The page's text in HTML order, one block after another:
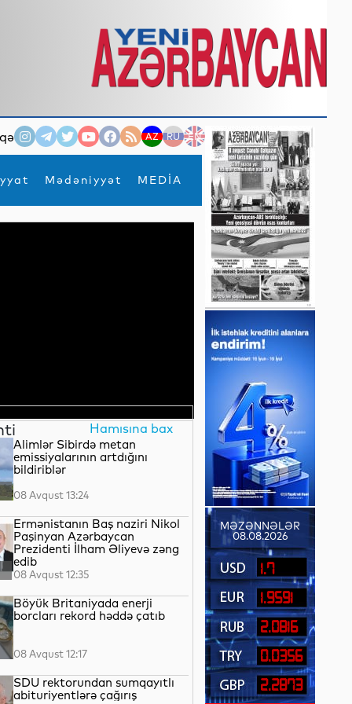
AZ RU EN
Mədəniyyət MEDİA
×
Hamısına bax
Alimlər Sibirdə metan
emissiyalarının artdığını
bildiriblər
08 Avqust 13:24
Ermənistanın Baş naziri Nikol
Paşinyan Azərbaycan
Prezidenti İlham Əliyevə zəng
edib
08 Avqust 12:35
Böyük Britaniyada enerji
borcları rekord həddə çatıb
08 Avqust 12:17
SDU rektorundan sumqayıtlı
abituriyentlərə çağırış
MƏZƏNNƏLƏR
08.08.2026
1.7
1.9591
2.0816
0.0356
2.2873